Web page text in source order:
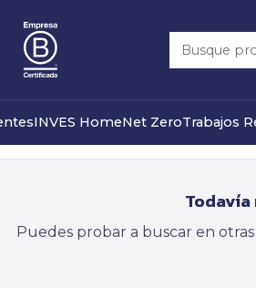
INVES HomeNet ZeroTrabajos
Modificados
Puedes probar a buscar en